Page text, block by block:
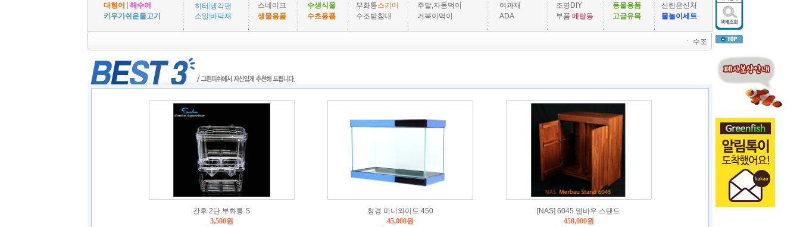
대형어
해수어
키우기쉬운물고기
히터|냉각팬
소일 바닥재
스네이크
생물용품
수생식물
수초용품
부화통스키머
수조받침대
주말,자동먹이
거북이먹이
여과재
ADA
조명DIY
부품 메탈등
동물용품
고급유목
산란은신처
물놀이세트
ㆍ 수조
칸후 2단 부화통 S
3,500원
청경 미니와이드 450
45,000원
[NAS] 6045 멀바우 스탠드
450,000원